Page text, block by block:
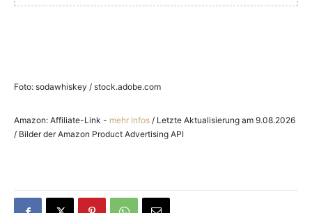
Foto: sodawhiskey / stock.adobe.com
Amazon: Affiliate-Link - mehr Infos / Letzte Aktualisierung am 9.08.2026
/ Bilder der Amazon Product Advertising API